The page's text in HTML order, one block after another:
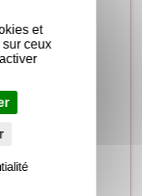
9x60
et
ceux